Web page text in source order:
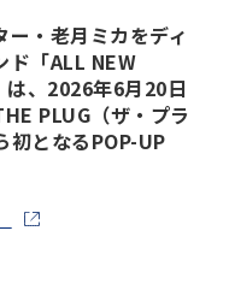
・老月ミカをディ
ド「ALL NEW
、2026年6月20日
PLUG（ザ・プラ
初となるPOP-UP